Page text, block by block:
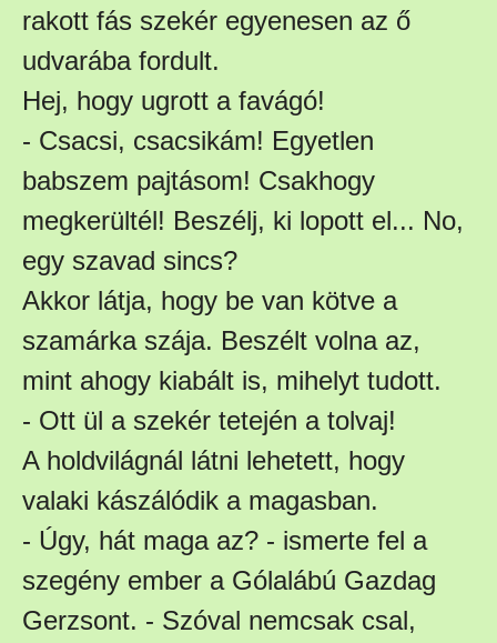
rakott fás szekér egyenesen az ő
udvarába fordult.
Hej, hogy ugrott a favágó!
- Csacsi, csacsikám! Egyetlen
babszem pajtásom! Csakhogy
megkerültél! Beszélj, ki lopott el... No,
egy szavad sincs?
Akkor látja, hogy be van kötve a
szamárka szája. Beszélt volna az,
mint ahogy kiabált is, mihelyt tudott.
- Ott ül a szekér tetején a tolvaj!
A holdvilágnál látni lehetett, hogy
valaki kászálódik a magasban.
- Úgy, hát maga az? - ismerte fel a
szegény ember a Gólalábú Gazdag
Gerzsont. - Szóval nemcsak csal,